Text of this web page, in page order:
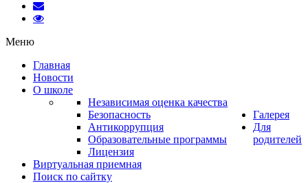
Меню
Главная
Новости
О школе
Независимая оценка качества
Безопасность
Антикоррупция
Образовательные программы
Лицензия
Галерея
Для
родителей
Виртуальная приемная
Поиск по сайтку